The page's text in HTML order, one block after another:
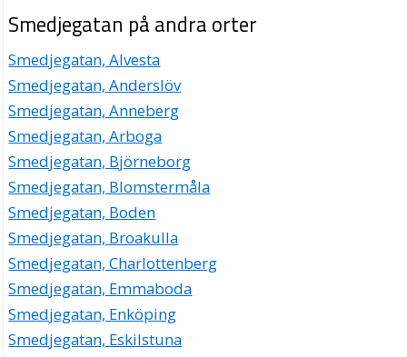
Smedjegatan på andra orter
Smedjegatan, Alvesta
Smedjegatan, Anderslöv
Smedjegatan, Anneberg
Smedjegatan, Arboga
Smedjegatan, Björneborg
Smedjegatan, Blomstermåla
Smedjegatan, Boden
Smedjegatan, Broakulla
Smedjegatan, Charlottenberg
Smedjegatan, Emmaboda
Smedjegatan, Enköping
Smedjegatan, Eskilstuna